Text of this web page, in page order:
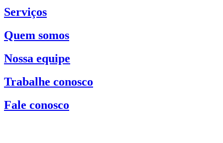
Serviços
Quem somos
Nossa equipe
Trabalhe conosco
Fale conosco